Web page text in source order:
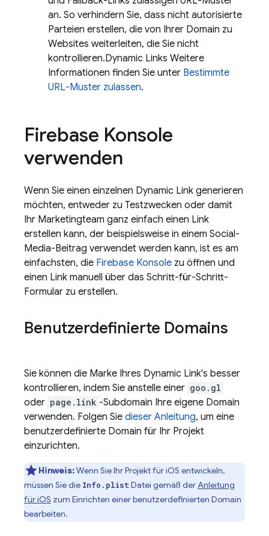
an. So verhindern Sie, dass nicht autorisierte
Parteien erstellen, die von Ihrer Domain zu
Websites weiterleiten, die Sie nicht
kontrollieren.Dynamic Links Weitere
Informationen finden Sie unter Bestimmte
URL-Muster zulassen.
Firebase Konsole
verwenden
Wenn Sie einen einzelnen Dynamic Link generieren
möchten, entweder zu Testzwecken oder damit
Ihr Marketingteam ganz einfach einen Link
erstellen kann, der beispielsweise in einem Social-
Media-Beitrag verwendet werden kann, ist es am
einfachsten, die Firebase Konsole zu öffnen und
einen Link manuell über das Schritt-für-Schritt-
Formular zu erstellen.
Benutzerdefinierte Domains
Sie können die Marke Ihres Dynamic Link's besser
kontrollieren, indem Sie anstelle einer goo.gl
oder page.link -Subdomain Ihre eigene Domain
verwenden. Folgen Sie dieser Anleitung, um eine
benutzerdefinierte Domain für Ihr Projekt
einzurichten.
Hinweis:Wenn Sie Ihr Projekt für iOS entwickeln,
müssen Sie die Info.plist Datei gemäß derAnleitung
für iOS zum Einrichten einer benutzerdefinierten Domain
bearbeiten.